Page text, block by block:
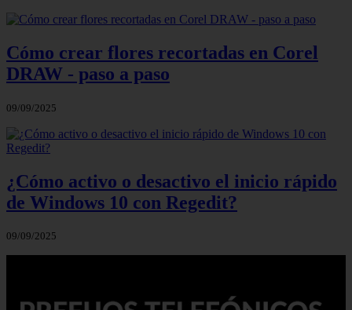
Cómo crear flores recortadas en Corel
DRAW - paso a paso
09/09/2025
¿Cómo activo o desactivo el inicio rápido
de Windows 10 con Regedit?
09/09/2025